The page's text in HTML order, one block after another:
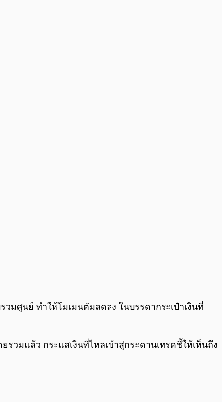
วมศูนย์ ทำให้โมเมนตัมลดลง ในบรรดากระเป๋าเงินที่
รวมแล้ว กระแสเงินที่ไหลเข้าสู่กระดานเทรดชี้ให้เห็นถึง